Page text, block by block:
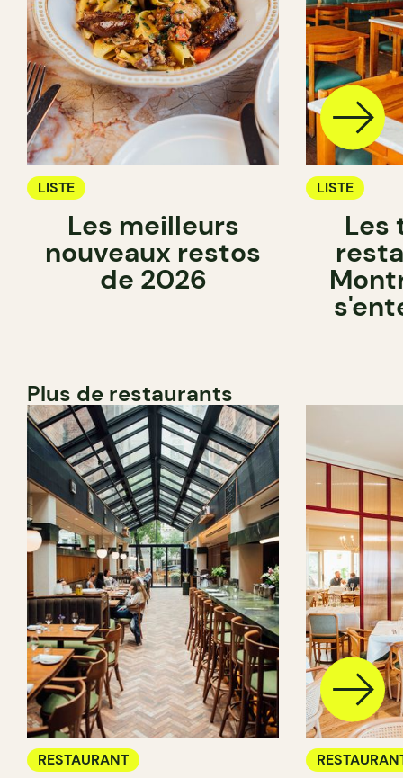
LISTE
Les meilleurs
nouveaux restos
de 2026
LISTE
Les
Plus de restaurants
RESTAURANT